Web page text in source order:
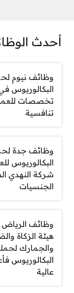
أحدث
وظائف نيوم
البكالوريوس
تخصصات
تنافسية
وظائف جدة
البكالوريوس
شركة النهدي
الجنسيات
وظائف الرياض
هيئة الزكاة
والجمارك
البكالوريوس
عالية